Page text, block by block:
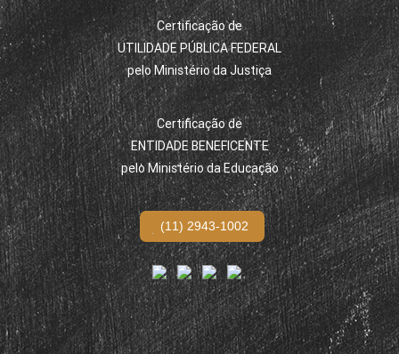
Certificação de
UTILIDADE PÚBLICA FEDERAL
pelo Ministério da Justiça
Certificação de
ENTIDADE BENEFICENTE
pelo Ministério da Educação
(11) 2943-1002